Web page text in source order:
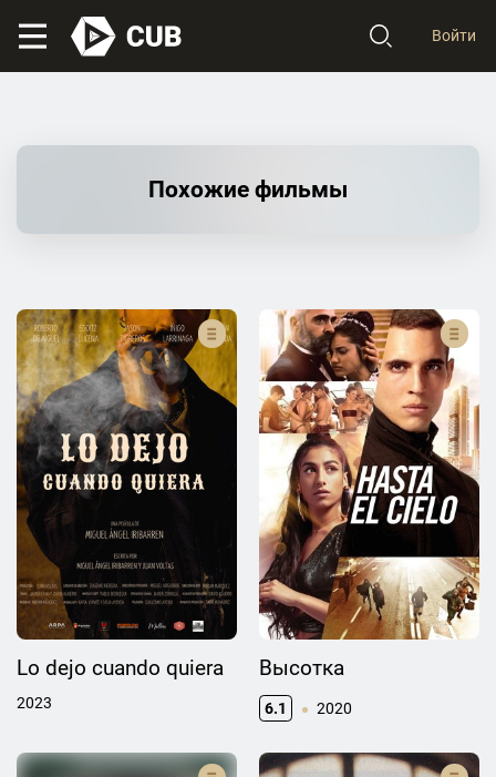
Войти
Похожие фильмы
Lo dejo cuando quiera
2023
Высотка
6.1 2020